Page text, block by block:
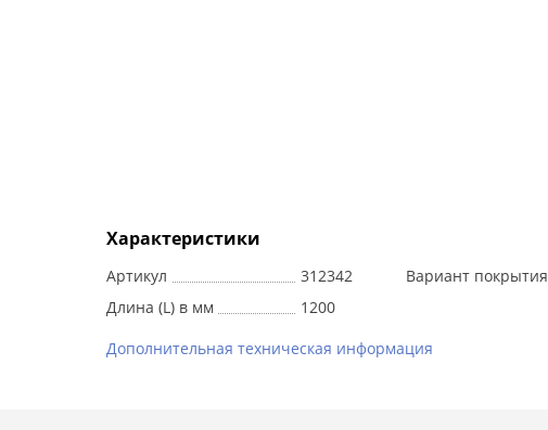
Характеристики
Артикул 312342 Вариант покрытия
Длина (L) в мм
1200
Дополнительная техническая информация